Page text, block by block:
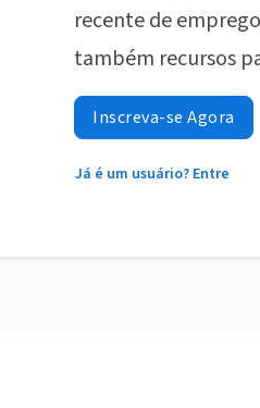
recente de
também recursos
Inscreva-se Agora
Já é um usuário? Entre